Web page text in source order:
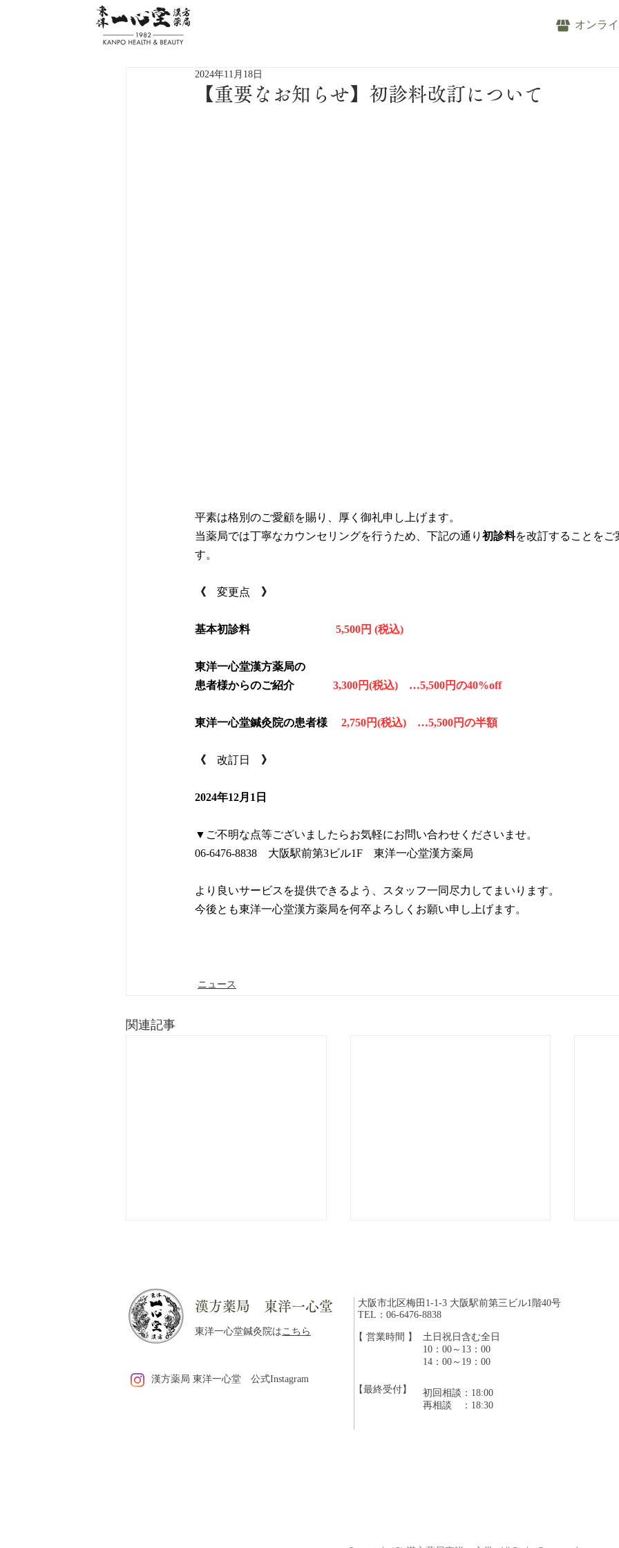
オンラ
【重要なお知らせ】初診料改訂について
2024年11月18日
平素は格別のご愛顧を賜り、厚く御礼申し上げます。
当薬局では丁寧なカウンセリングを行うため、下記の通り 初診料を改訂することをご
す。
《 変更点 》
基本初診料 5,500円 (税込)
東洋一心堂漢方薬局の
患者様からのご紹介 3,300円(税込)　…5,500円の40%off
東洋一心堂鍼灸院の患者様 2,750円(税込)　…5,500円の半額
《 改訂日 》
2024年12月1日
▼ご不明な点等ございましたらお気軽にお問い合わせくださいませ。
06-6476-8838　大阪駅前第3ビル1F　東洋一心堂漢方薬局
より良いサービスを提供できるよう、スタッフ一同尽力してまいります。
今後とも東洋一心堂漢方薬局を何卒よろしくお願い申し上げます。
ニュース
関連記事
ャンセル・変更・遅刻につい
【8月開始】木曜日の漢方相
談員について
漢方薬局 東洋一心堂
東洋一心堂鍼灸院はこちら
漢方薬局 東洋一心堂 公式Instagram
大阪市北区梅田1-1-3 大阪駅前第三ビル1階40号
TEL：06-6476-8838
【 営業時間 】
​土日祝日含む全日
10：00～13：00
14：00～19：00
【最終受付】
初回相談：18:00
​再相談 ：18:30